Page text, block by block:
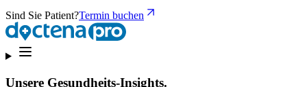
Sind Sie Patient?Termin buchen
Unsere Gesundheits-Insights.